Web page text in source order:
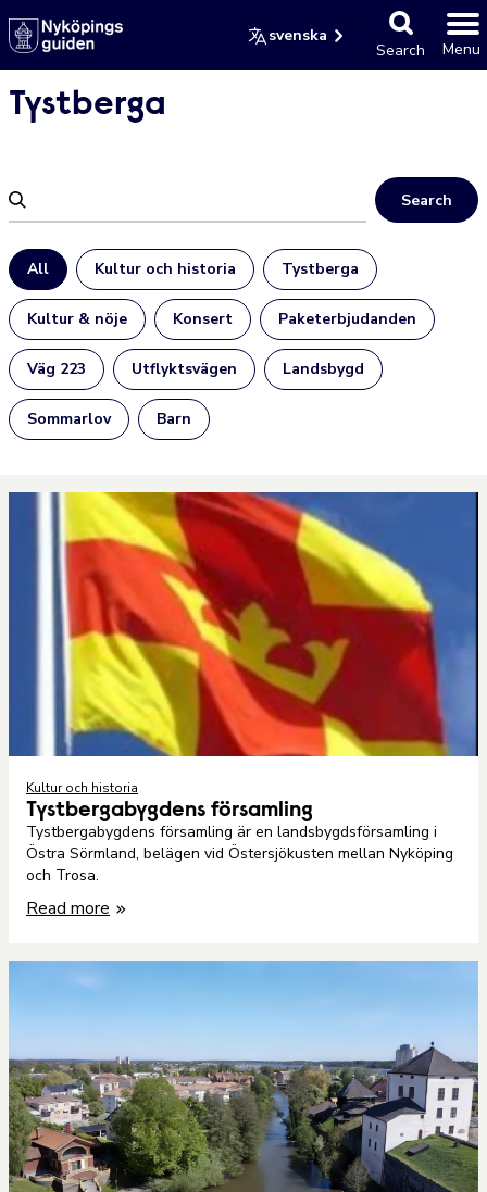
svenska
Search Menu
Tystberga
Search
All Kultur och historia Tystberga
Kultur & nöje Konsert Paketerbjudanden
Väg 223 Utflyktsvägen Landsbygd
Sommarlov Barn
Kultur och historia
Tystbergabygdens församling
Tystbergabygdens församling är en landsbygdsförsamling i
Östra Sörmland, belägen vid Östersjökusten mellan Nyköping
och Trosa.
Read more